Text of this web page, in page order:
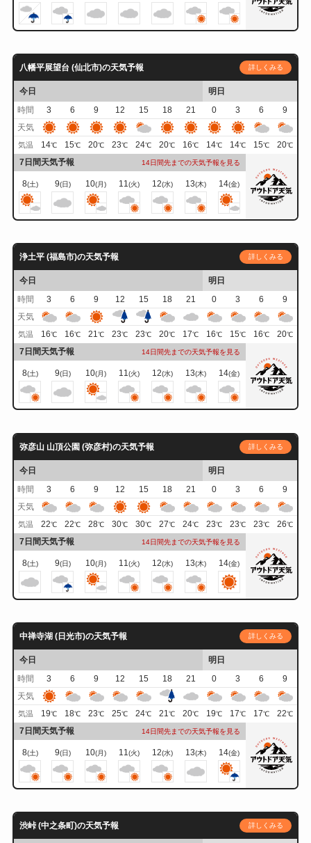
八幡平展望台 (仙北市)の天気予報 詳しくみる
今日
明日
時間
3 6 9 12 15 18 21 0 3 6
9
天気
気温 14℃ 15℃ 20℃ 23℃ 24℃ 20℃ 16℃ 14℃ 14℃ 15℃ 20℃
7日間天気予報 14日間先までの天気予報を見る
8(土) 9(日) 10(月) 11(火) 12(水) 13(木) 14(金)
浄土平 (福島市)の天気予報 詳しくみる
今日
明日
時間
3 6 9 12 15 18 21 0 3 6
9
天気
気温 16℃ 16℃ 21℃ 23℃ 23℃ 20℃ 17℃ 16℃ 15℃ 16℃ 20℃
7日間天気予報 14日間先までの天気予報を見る
8(土) 9(日) 10(月) 11(火) 12(水) 13(木) 14(金)
弥彦山 山頂公園 (弥彦村)の天気予報 詳しくみる
今日
明日
時間
3 6 9 12 15 18 21 0 3 6
9
天気
気温 22℃ 22℃ 28℃ 30℃ 30℃ 27℃ 24℃ 23℃ 23℃ 23℃ 26℃
7日間天気予報 14日間先までの天気予報を見る
8(土) 9(日) 10(月) 11 (火) 12(水) 13(木) 14(金)
中禅寺湖 (日光市)の天気予報 詳しくみる
今日
明日
時間
3 6 9 12 15 18 21 0 3 6
9
天気
気温 19℃ 18℃ 23℃ 25℃ 24℃ 21℃ 20℃ 19℃ 17℃ 17℃ 22℃
7日間天気予報 14日間先までの天気予報を見る
8(土) 9(日) 10(月) 11(火) 12(水) 13(木) 14(金)
渋峠 (中之条町)の天気予報 詳しくみる